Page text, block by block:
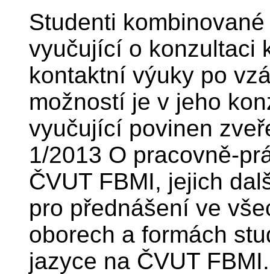
Studenti
vyučující o konzultaci
kontaktní výuky po
možností je v jeho
vyučující povinen
1/2013 O pracovně-
ČVUT FBMI, jejich
pro přednášení ve
oborech a formách
jazyce na ČVUT FBMI.